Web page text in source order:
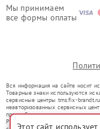
Мы принимаем
все формы оплаты
Вся информация на сайте носит
Товарные знаки используются
сервисные центры tms.fix-
неавторизованных сервисных
правообладателями товарных
Ремонт осуществляется для
Этот сайт